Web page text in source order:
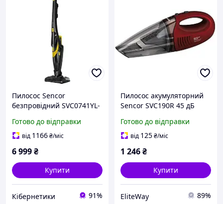
Пилосос Sencor
безпровідний SVC0741YL-
Готово до відправки
від 1166₴/міс
6 999₴
Купити
Кібернетики 91%
Пилосос акумуляторний
Sencor SVC190R 45 дБ
Готово до відправки
від 125₴/міс
1 246₴
Купити
EliteWay 89%